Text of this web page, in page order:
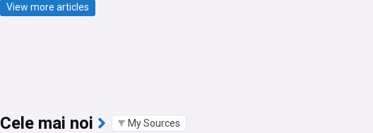
View more articles
Cele mai noi My Sources